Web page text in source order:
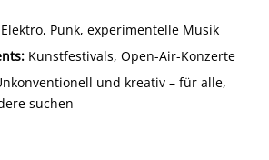
Punk, experimentelle Musik
Kunstfestivals, Open-Air-Konzerte
und kreativ – für alle,
suchen